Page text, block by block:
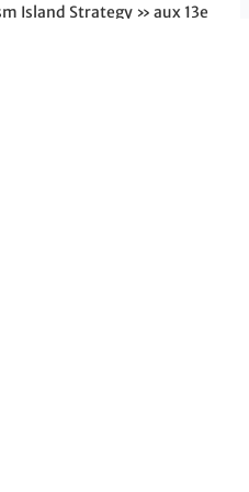
Island Strategy » aux 13e